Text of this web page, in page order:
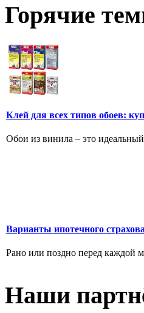
Горячие
Клей для всех типов обоев:
Обои из винила – это
Варианты ипотечного
Рано или поздно перед каждой
Наши